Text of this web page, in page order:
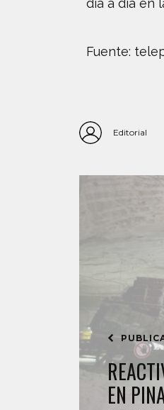
día a día en
Fuente:
Editorial
EN